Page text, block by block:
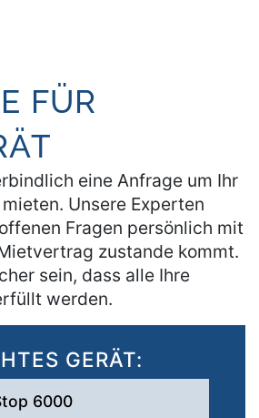
FÜR
eine Anfrage um Ihr
Unsere Experten
Fragen persönlich mit
zustande kommt.
sein, dass alle Ihre
werden.
GERÄT: